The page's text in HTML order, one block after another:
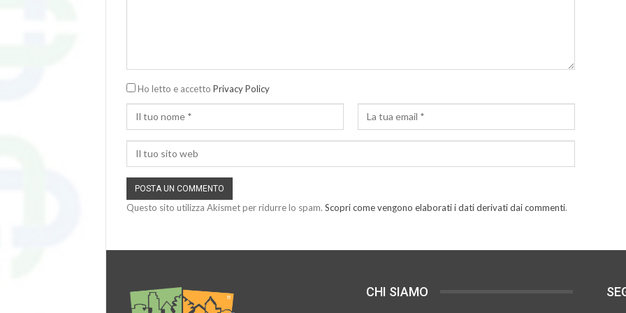
Ho letto e accetto Privacy Policy
Questo sito utilizza Akismet per ridurre lo spam. Scopri come vengono elaborati i dati derivati dai commenti.
CHI SIAMO